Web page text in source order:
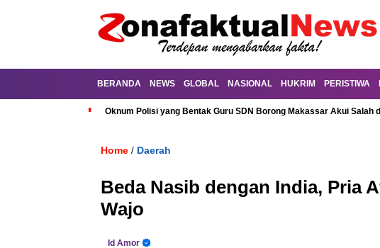
BERANDA NEWS GLOBAL NASIONAL HUKRIM PERISTIWA
Oknum Polisi yang Bentak Guru SDN Borong Makassar Akui Salah
Home / Daerah
Beda Nasib dengan India, Pria
Wajo
Id Amor